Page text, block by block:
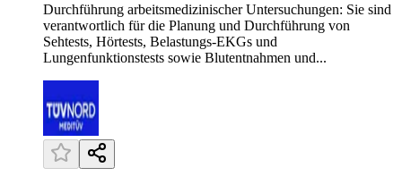
Durchführung arbeitsmedizinischer Untersuchungen: Sie sind
verantwortlich für die Planung und Durchführung von
Sehtests, Hörtests, Belastungs-EKGs und
Lungenfunktionstests sowie Blutentnahmen und...